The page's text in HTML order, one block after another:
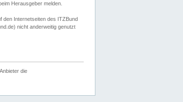
Herausgeber melden.
den Internetseiten des ITZBund
nicht anderweitig genutzt
die